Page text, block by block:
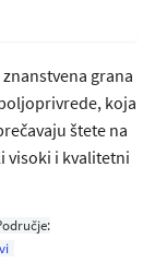
znanstvena grana
koja
štete na
visoki i kvalitetni